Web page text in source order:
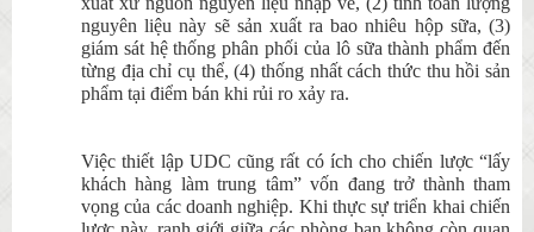
nguyên liệu này sẽ sản xuất ra bao nhiêu hộp sữa, (3)
giám sát hệ thống phân phối của lô sữa thành phẩm đến
từng địa chỉ cụ thể, (4) thống nhất cách thức thu hồi sản
phẩm tại điểm bán khi rủi ro xảy ra.
Việc thiết lập UDC cũng rất có ích cho chiến lược “lấy
khách hàng làm trung tâm” vốn đang trở thành tham
vọng của các doanh nghiệp. Khi thực sự triển khai chiến